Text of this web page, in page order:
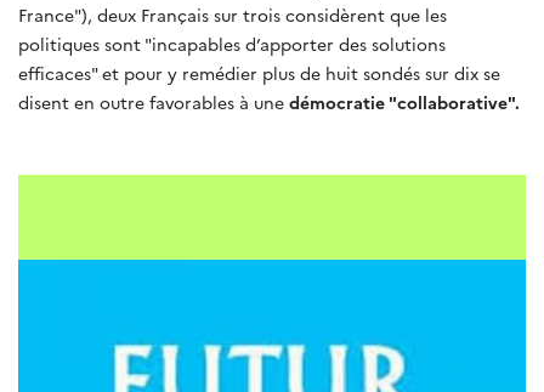
France"), deux Français sur trois considèrent que les
politiques sont "incapables d’apporter des solutions
efficaces" et pour y remédier plus de huit sondés sur dix se
disent en outre favorables à une démocratie "collaborative".